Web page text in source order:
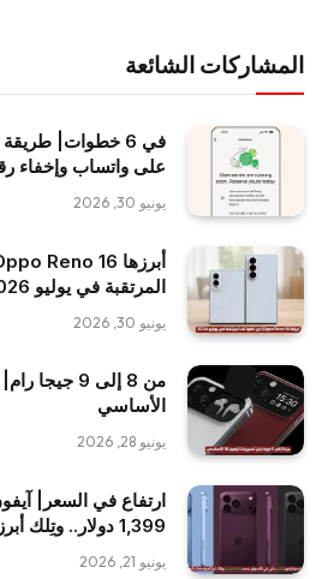
المشاركات الشائعة
في 6 خطوات|
على واتساب وإخفاء
يونيو 30, 2026
المرتقبة في يوليو 2026
يونيو 30, 2026
الأساسي
يونيو 28, 2026
1,399 دولار.. وتِلك أبرز المواصفات المتوقعة
يونيو 21, 2026